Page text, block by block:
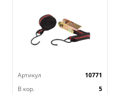
Артикул
10771
В кор.
5